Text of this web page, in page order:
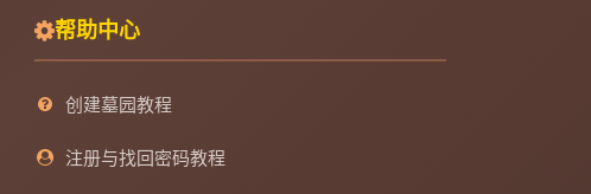
帮助中心
创建墓园教程
注册与找回密码教程